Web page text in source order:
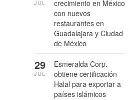
crecimiento en México
con nuevos
restaurantes en
Guadalajara y Ciudad
de México
JUL
Esmeralda Corp.
obtiene certificación
Halal para exportar a
países islámicos
29
JUL